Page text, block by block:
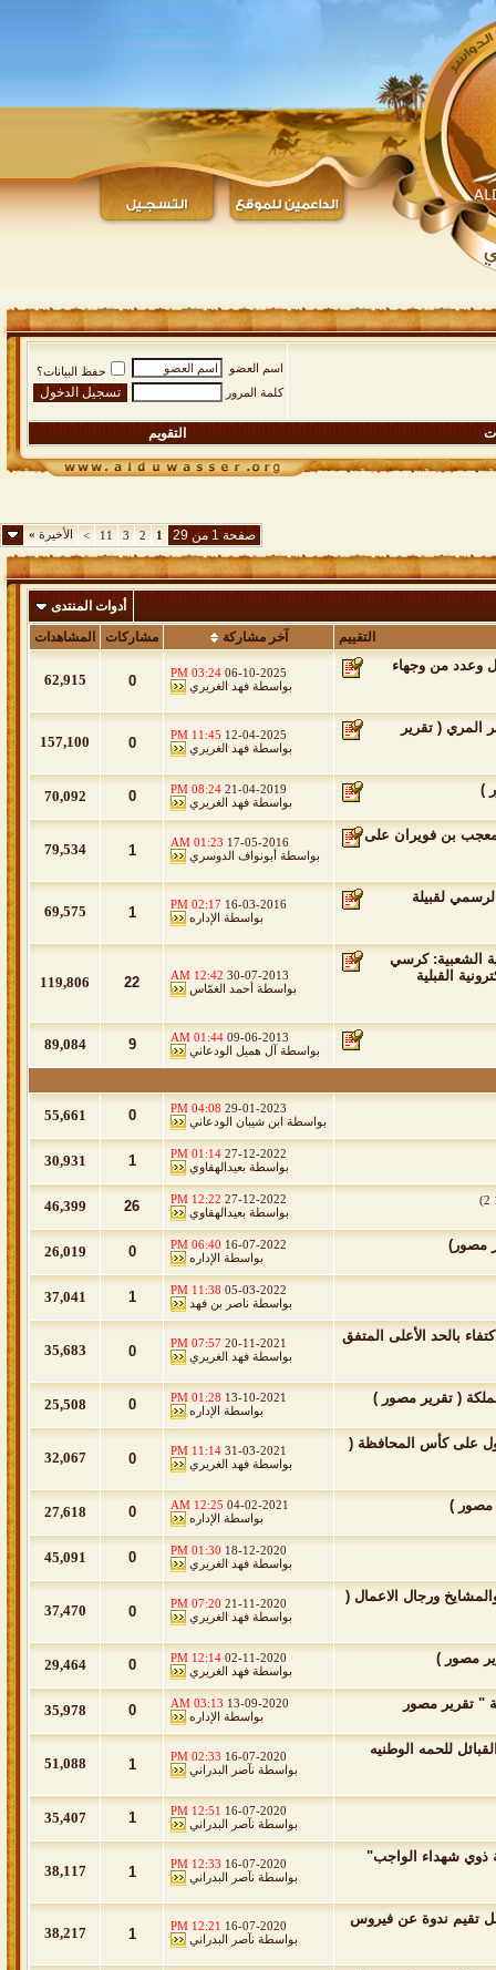
اسم العضو
حفظ البيانات؟
كلمة المرور
التقويم
صفحة 1 من 29 1
2
3
11
> الأخيرة»
أدوات المنتدى
التقييم
آخر مشاركة مشاركات المشاهدات
وعدد من وجهاء 06-10-2025
03:24 PM
بواسطة فهد الغريري 0
62,915
‫المري ( تقرير 12-04-2025
11:45 PM
بواسطة فهد الغريري 0
157,100
)
21-04-2019
08:24 PM
بواسطة فهد الغريري 0
70,092
معجب بن فويران على 17-05-2016
01:23 AM
بواسطة أبونواف الدوسري 1
79,534
لقبيلة 16-03-2016
02:17 PM
بواسطة الإداره 1
69,575
الشعبية: كرسي
القبلية
30-07-2013
12:42 AM
بواسطة أحمد الغمّاس 22
119,806
09-06-2013
01:44 AM
بواسطة آل هميل الودعاني 9
89,084
29-01-2023
04:08 PM
بواسطة ابن شيبان الودعاني 0
55,661
27-12-2022
01:14 PM
بواسطة بعيدالهقاوي 1
30,931
2
)
27-12-2022
12:22 PM
بواسطة بعيدالهقاوي 26
46,399
16-07-2022
06:40 PM
بواسطة الإداره 0
26,019
05-03-2022
11:38 PM
بواسطة ناصر بن فهد 1
37,041
بالحد الأعلى المتفق 20-11-2021
07:57 PM
بواسطة فهد الغريري 0
35,683
( تقرير مصور ) 13-10-2021
01:28 PM
بواسطة الإداره 0
25,508
على كأس المحافظة ( 31-03-2021
11:14 PM
بواسطة فهد الغريري 0
32,067
مصور ) 04-02-2021
12:25 AM
بواسطة الإداره 0
27,618
18-12-2020
01:30 PM
بواسطة فهد الغريري 0
45,091
ورجال الاعمال ( 21-11-2020
07:20 PM
بواسطة فهد الغريري 0
37,470
مصور ) 02-11-2020
12:14 PM
بواسطة فهد الغريري 0
29,464
" تقرير مصور 13-09-2020
03:13 AM
بواسطة الإداره 0
35,978
للحمه الوطنيه 16-07-2020
02:33 PM
بواسطة نآصر البدراني 1
51,088
16-07-2020
12:51 PM
بواسطة نآصر البدراني 1
35,407
ذوي شهداء الواجب" 16-07-2020
12:33 PM
بواسطة نآصر البدراني 1
38,117
تقيم ندوة عن فيروس 16-07-2020
12:21 PM
بواسطة نآصر البدراني 1
38,217